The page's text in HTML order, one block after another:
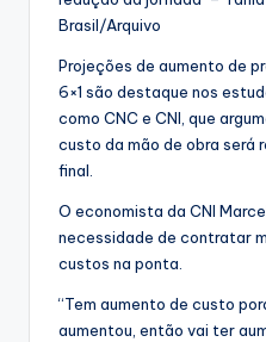
Brasil/Arquivo
Projeções de aumento de
6×1 são destaque nos
como CNC e CNI, que
custo da mão de obra será
final.
O economista da CNI
necessidade de contratar
custos na ponta.
“Tem aumento de custo
aumentou, então vai ter